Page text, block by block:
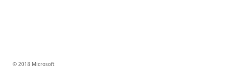
© 2018 Microsoft